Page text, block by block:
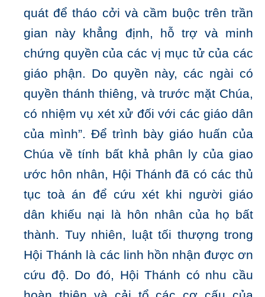
quát để tháo cởi và cầm buộc trên trần
gian này khẳng định, hỗ trợ và minh
chứng quyền của các vị mục tử của các
giáo phận. Do quyền này, các ngài có
quyền thánh thiêng, và trước mặt Chúa,
có nhiệm vụ xét xử đối với các giáo dân
của mình”. Để trình bày giáo huấn của
Chúa về tính bất khả phân ly của giao
ước hôn nhân, Hội Thánh đã có các thủ
tục toà án để cứu xét khi người giáo
dân khiếu nại là hôn nhân của họ bất
thành. Tuy nhiên, luật tối thượng trong
Hội Thánh là các linh hồn nhận được ơn
cứu độ. Do đó, Hội Thánh có nhu cầu